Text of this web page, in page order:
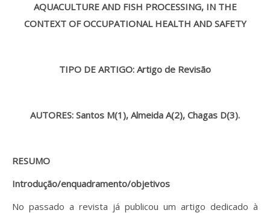
Congressos
Artigos recentes
Como publicitar na nossa revista
Estatísticas da Revista
AQUACULTURE AND FISH PROCESSING, IN THE
CONTEXT OF OCCUPATIONAL HEALTH AND SAFETY
TIPO DE ARTIGO: Artigo de Revisão
AUTORES: Santos M(1), Almeida A(2), Chagas D(3).
RESUMO
Introdução/enquadramento/objetivos
No passado a revista já publicou um artigo dedicado à